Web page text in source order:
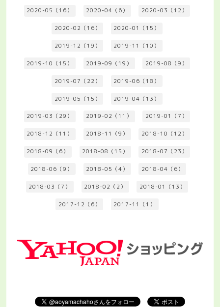
2020-05（16） 2020-04（6） 2020-03（12）
2020-02（16） 2020-01（15）
2019-12（19） 2019-11（10）
2019-10（15） 2019-09（19） 2019-08（9）
2019-07（22） 2019-06（18）
2019-05（15） 2019-04（13）
2019-03（29） 2019-02（11） 2019-01（7）
2018-12（11） 2018-11（9） 2018-10（12）
2018-09（6） 2018-08（15） 2018-07（23）
2018-06（9） 2018-05（4） 2018-04（6）
2018-03（7） 2018-02（2） 2018-01（13）
2017-12（6） 2017-11（1）